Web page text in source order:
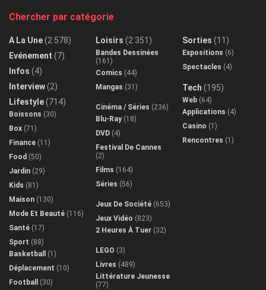
Chercher par catégorie
A La Une(2 578)
Evénement (7)
Infos (4)
Interview(2)
Lifestyle(714)
Boissons (30)
Box (71)
Finance (11)
Food (50)
Jardin (29)
Kids (81)
Maison (130)
Mode Et Beauté (116)
Santé (17)
Sport (88)
Basketball
(1)
Déplacement (10)
Football
(30)
Loisirs (2 351)
Bandes Dessinées
(161)
Comics (44)
Mangas (31)
Cinéma / Séries (236)
Blu-Ray(18)
DVD (4)
Festival De Cannes
(2)
Films (164)
Séries (56)
Jeux De Société (653)
Jeux Vidéo (823)
2 Heures À Tuer (32)
LEGO (3)
Livres (489)
Littérature Jeunesse
(77)
Sorties (11)
Expositions (6)
Spectacles (4)
Tech (195)
Web (64)
Applications (4)
Casino (1)
Rencontres (1)